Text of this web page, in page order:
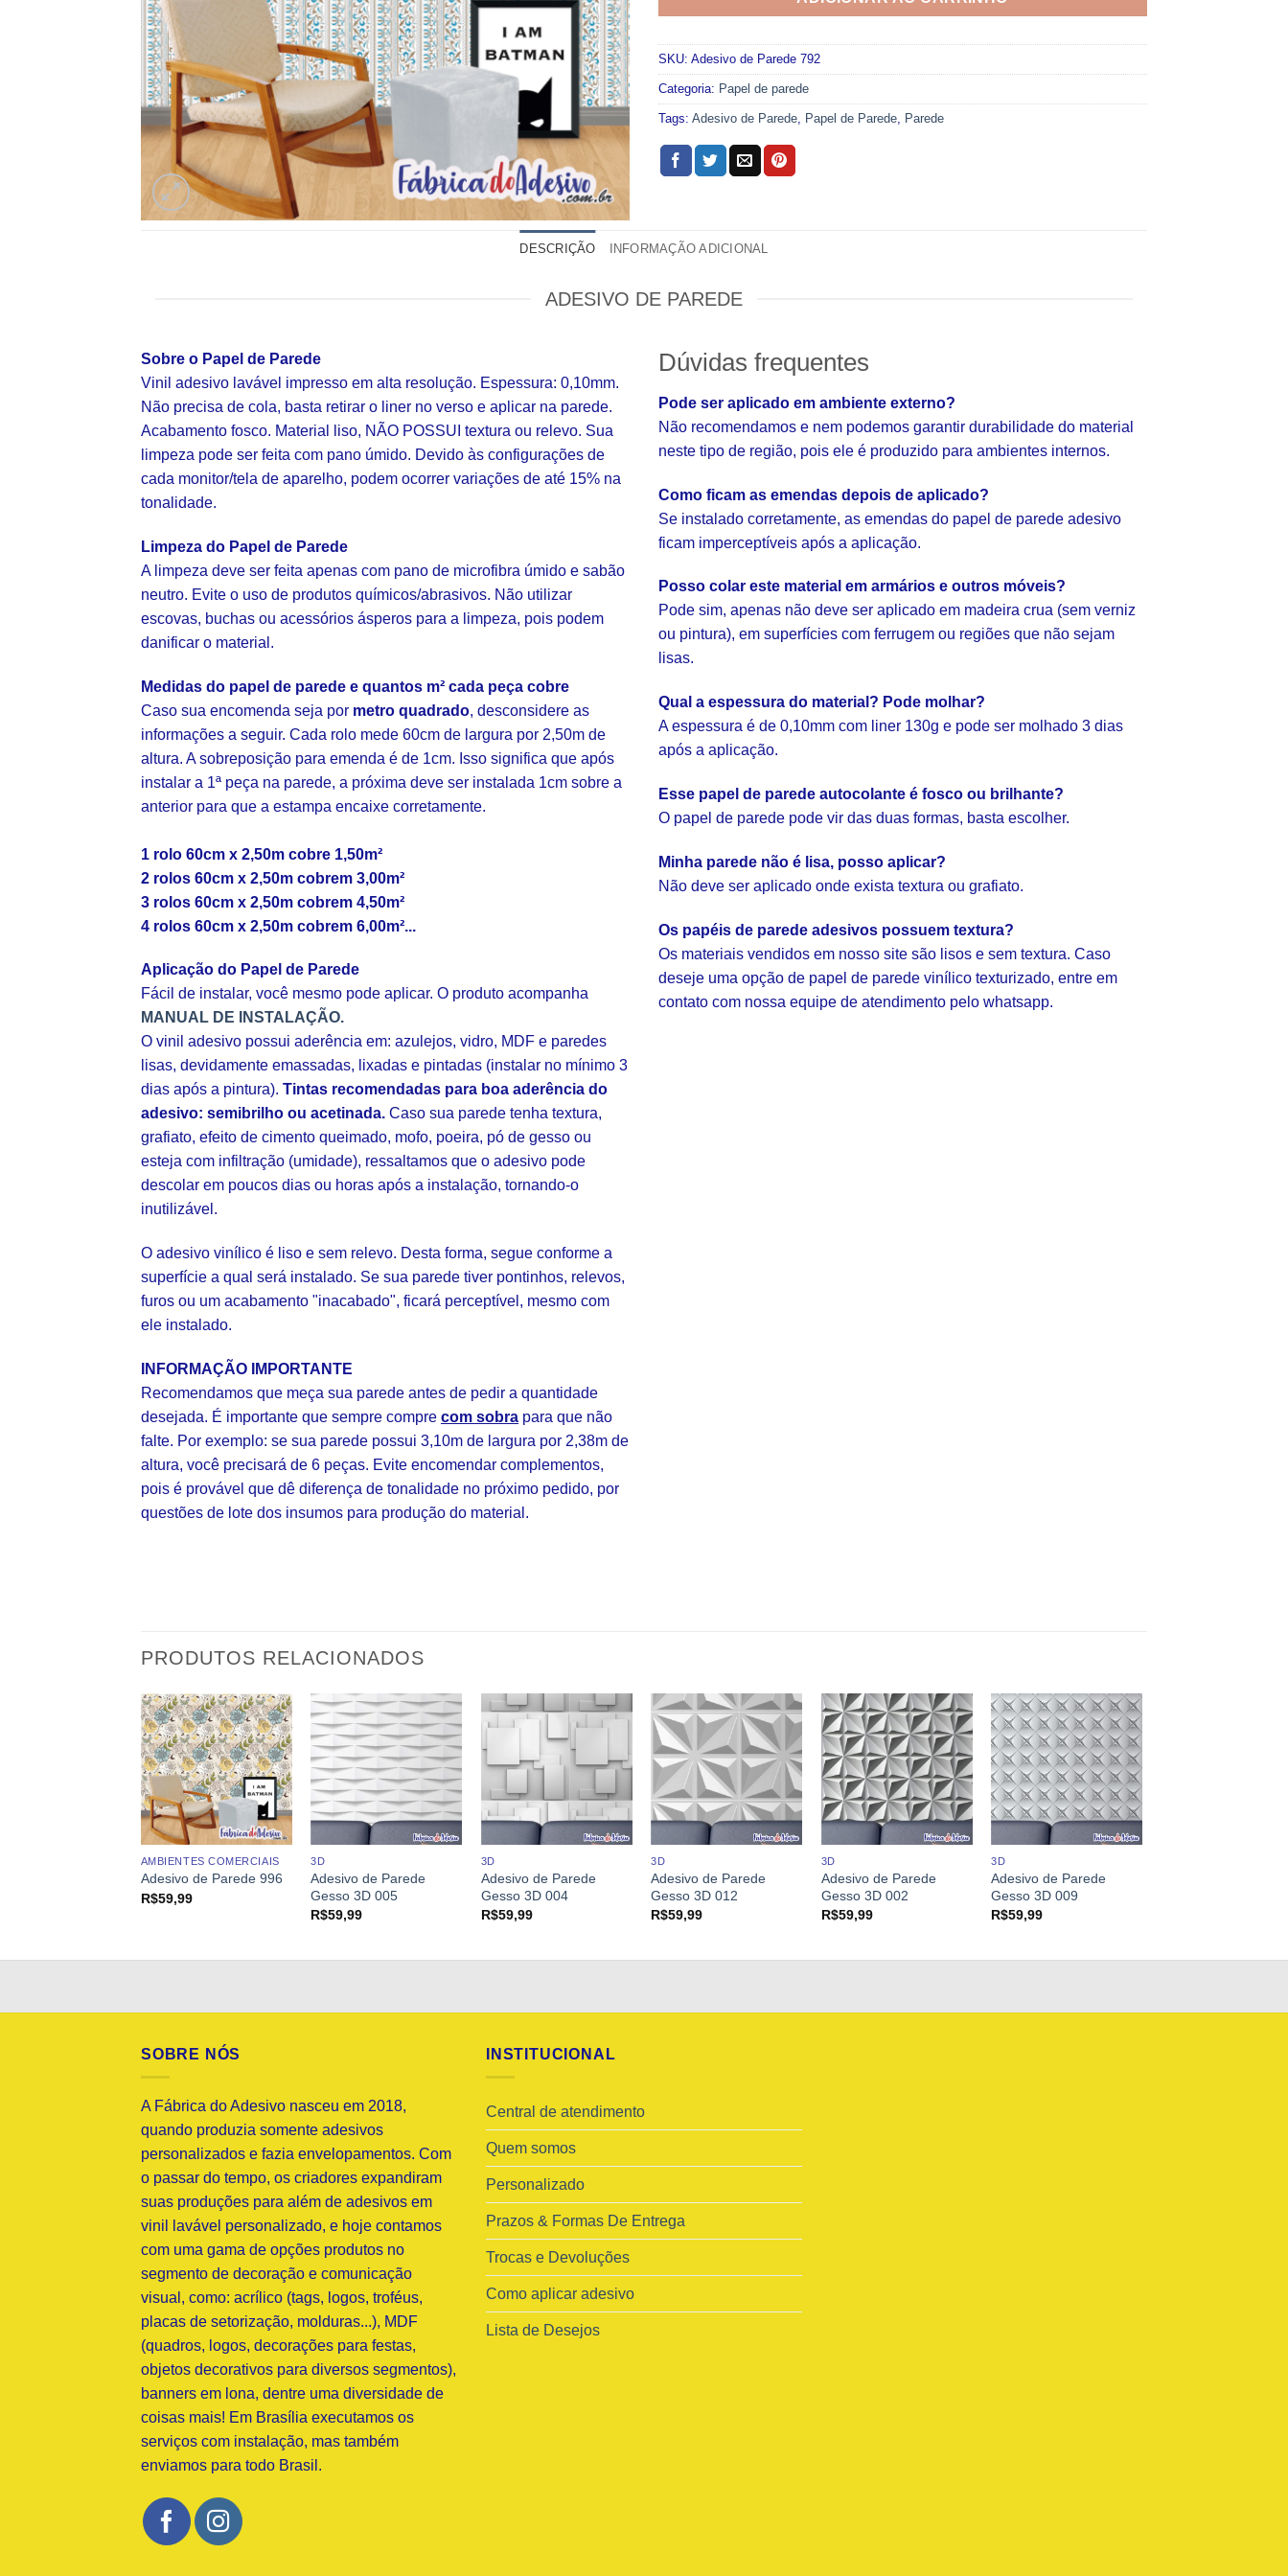
SKU: Adesivo de Parede 792
Categoria: Papel de parede
Tags: Adesivo de Parede Papel de Parede Parede
DESCRIÇÃO INFORMAÇÃO ADICIONAL
ADESIVO DE PAREDE
Sobre o Papel de Parede
Vinil adesivo lavável impresso em alta resolução. Espessura: 0,10mm.
Não precisa de cola, basta retirar o liner no verso e aplicar na parede.
Acabamento fosco. Material liso, NÃO POSSUI textura ou relevo. Sua
limpeza pode ser feita com pano úmido. Devido às configurações de
cada monitor/tela de aparelho, podem ocorrer variações de até 15% na
tonalidade.
Limpeza do Papel de Parede
A limpeza deve ser feita apenas com pano de microfibra úmido e sabão
neutro. Evite o uso de produtos químicos/abrasivos. Não utilizar
escovas, buchas ou acessórios ásperos para a limpeza, pois podem
danificar o material.
Medidas do papel de parede e quantos m² cada peça cobre
Caso sua encomenda seja por metro quadrado, desconsidere as
informações a seguir. Cada rolo mede 60cm de largura por 2,50m de
altura. A sobreposição para emenda é de 1cm. Isso significa que após
instalar a 1ª peça na parede, a próxima deve ser instalada 1cm sobre a
anterior para que a estampa encaixe corretamente.
1 rolo 60cm x 2,50m cobre 1,50m²
2 rolos 60cm x 2,50m cobrem 3,00m²
3 rolos 60cm x 2,50m cobrem 4,50m²
4 rolos 60cm x 2,50m cobrem 6,00m²...
Aplicação do Papel de Parede
Fácil de instalar, você mesmo pode aplicar. O produto acompanha
MANUAL DE INSTALAÇÃO.
O vinil adesivo possui aderência em: azulejos, vidro, MDF e paredes
lisas, devidamente emassadas, lixadas e pintadas (instalar no mínimo 3
dias após a pintura). Tintas recomendadas para boa aderência do
adesivo: semibrilho ou acetinada. Caso sua parede tenha textura,
grafiato, efeito de cimento queimado, mofo, poeira, pó de gesso ou
esteja com infiltração (umidade), ressaltamos que o adesivo pode
descolar em poucos dias ou horas após a instalação, tornando-o
inutilizável.
O adesivo vinílico é liso e sem relevo. Desta forma, segue conforme a
superfície a qual será instalado. Se sua parede tiver pontinhos, relevos,
furos ou um acabamento "inacabado", ficará perceptível, mesmo com
ele instalado.
INFORMAÇÃO IMPORTANTE
Recomendamos que meça sua parede antes de pedir a quantidade
desejada. É importante que sempre compre com sobra para que não
falte. Por exemplo: se sua parede possui 3,10m de largura por 2,38m de
altura, você precisará de 6 peças. Evite encomendar complementos,
pois é provável que dê diferença de tonalidade no próximo pedido, por
questões de lote dos insumos para produção do material.
Dúvidas frequentes
Pode ser aplicado em ambiente externo?
Não recomendamos e nem podemos garantir durabilidade do material
neste tipo de região, pois ele é produzido para ambientes internos.
Como ficam as emendas depois de aplicado?
Se instalado corretamente, as emendas do papel de parede adesivo
ficam imperceptíveis após a aplicação.
Posso colar este material em armários e outros móveis?
Pode sim, apenas não deve ser aplicado em madeira crua (sem verniz
ou pintura), em superfícies com ferrugem ou regiões que não sejam
lisas.
Qual a espessura do material? Pode molhar?
A espessura é de 0,10mm com liner 130g e pode ser molhado 3 dias
após a aplicação.
Esse papel de parede autocolante é fosco ou brilhante?
O papel de parede pode vir das duas formas, basta escolher.
Minha parede não é lisa, posso aplicar?
Não deve ser aplicado onde exista textura ou grafiato.
Os papéis de parede adesivos possuem textura?
Os materiais vendidos em nosso site são lisos e sem textura. Caso
deseje uma opção de papel de parede vinílico texturizado, entre em
contato com nossa equipe de atendimento pelo whatsapp.
PRODUTOS RELACIONADOS
AMBIENTES COMERCIAIS
Adesivo de Parede 996
R$59,99
3D
Adesivo de Parede
Gesso 3D 005
R$59,99
3D
Adesivo de Parede
Gesso 3D 004
R$59,99
3D
Adesivo de Parede
Gesso 3D 012
R$59,99
3D
Adesivo de Parede
Gesso 3D 002
R$59,99
3D
Adesivo de Parede
Gesso 3D 009
R$59,99
SOBRE NÓS
A Fábrica do Adesivo nasceu em 2018,
quando produzia somente adesivos
personalizados e fazia envelopamentos. Com
o passar do tempo, os criadores expandiram
suas produções para além de adesivos em
vinil lavável personalizado, e hoje contamos
com uma gama de opções produtos no
segmento de decoração e comunicação
visual, como: acrílico (tags, logos, troféus,
placas de setorização, molduras...), MDF
(quadros, logos, decorações para festas,
objetos decorativos para diversos segmentos),
banners em lona, dentre uma diversidade de
coisas mais! Em Brasília executamos os
serviços com instalação, mas também
enviamos para todo Brasil.
INSTITUCIONAL
Central de atendimento
Quem somos
Personalizado
Prazos & Formas De Entrega
Trocas e Devoluções
Como aplicar adesivo
Lista de Desejos